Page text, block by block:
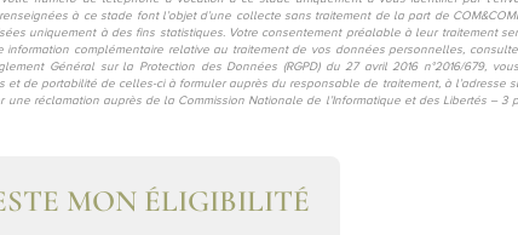
à ce stade font l’objet d’une collecte sans traitement de la part de
uniquement à des fins statistiques. Votre consentement préalable à leur traitement
complémentaire relative au traitement de vos données personnelles,
Général sur la Protection des Données (RGPD) du 27 avril 2016 n°2016/679,
de portabilité de celles-ci à formuler auprès du responsable de traitement, à l’adresse
réclamation auprès de la Commission Nationale de l’Informatique et des Libertés – 3
MON ÉLIGIBILITÉ